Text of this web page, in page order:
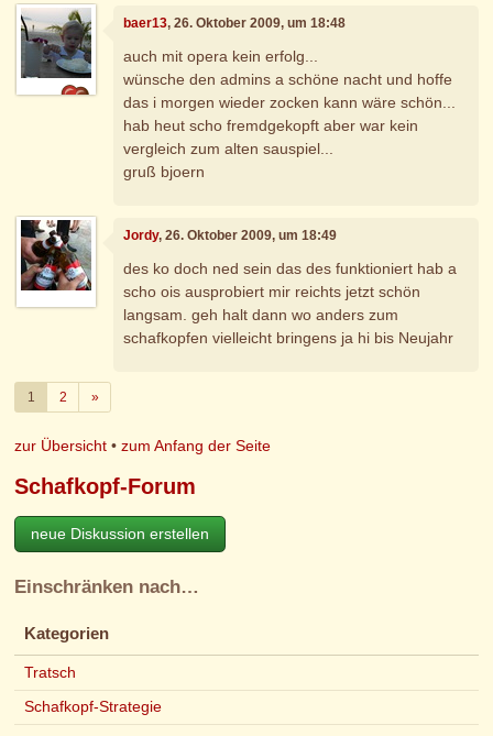
baer13, 26. Oktober 2009, um 18:48
auch mit opera kein erfolg...
wünsche den admins a schöne nacht und hoffe
das i morgen wieder zocken kann wäre schön...
hab heut scho fremdgekopft aber war kein
vergleich zum alten sauspiel...
gruß bjoern
Jordy, 26. Oktober 2009, um 18:49
des ko doch ned sein das des funktioniert hab a
scho ois ausprobiert mir reichts jetzt schön
langsam. geh halt dann wo anders zum
schafkopfen vielleicht bringens ja hi bis Neujahr
1 2 »Weiter
zur Übersicht •zum Anfang der Seite
Schafkopf-Forum
neue Diskussion erstellen
Einschränken nach…
Kategorien
Tratsch
Schafkopf-Strategie